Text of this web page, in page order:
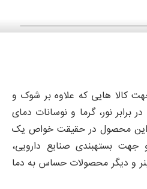
کالا هایی که علاوه بر شوک و
برابر نور، گرما و نوسانات دمای
این محصول در حقیقت خواص یک
جهت بستهبندی صنایع دارویی،
و دیگر محصولات حساس به دما